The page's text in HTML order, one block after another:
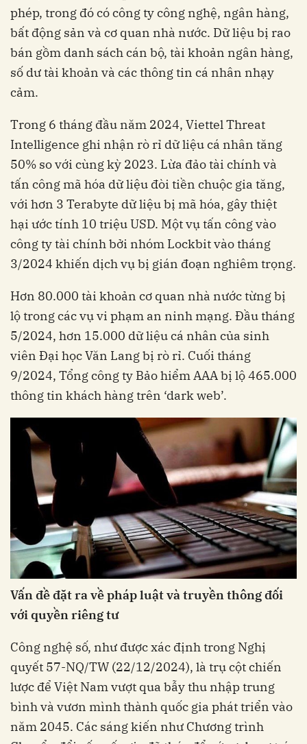
phép, trong đó có công ty công nghệ, ngân hàng,
bất động sản và cơ quan nhà nước. Dữ liệu bị rao
bán gồm danh sách cán bộ, tài khoản ngân hàng,
số dư tài khoản và các thông tin cá nhân nhạy
cảm.
Trong 6 tháng đầu năm 2024, Viettel Threat
Intelligence ghi nhận rò rỉ dữ liệu cá nhân tăng
50% so với cùng kỳ 2023. Lừa đảo tài chính và
tấn công mã hóa dữ liệu đòi tiền chuộc gia tăng,
với hơn 3 Terabyte dữ liệu bị mã hóa, gây thiệt
hại ước tính 10 triệu USD. Một vụ tấn công vào
công ty tài chính bởi nhóm Lockbit vào tháng
3/2024 khiến dịch vụ bị gián đoạn nghiêm trọng.
Hơn 80.000 tài khoản cơ quan nhà nước từng bị
lộ trong các vụ vi phạm an ninh mạng. Đầu tháng
5/2024, hơn 15.000 dữ liệu cá nhân của sinh
viên Đại học Văn Lang bị rò rỉ. Cuối tháng
9/2024, Tổng công ty Bảo hiểm AAA bị lộ 465.000
thông tin khách hàng trên ‘dark web’.
Vấn đề đặt ra về pháp luật và truyền thông đối
với quyền riêng tư
Công nghệ số, như được xác định trong Nghị
quyết 57-NQ/TW (22/12/2024), là trụ cột chiến
lược để Việt Nam vượt qua bẫy thu nhập trung
bình và vươn mình thành quốc gia phát triển vào
năm 2045. Các sáng kiến như Chương trình